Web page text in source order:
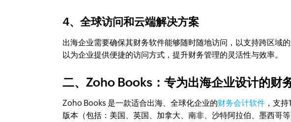
4、全球访问和云端解决方案
出海企业需要确保其财务软件能够随时随地访问，以支持跨区域
以为企业提供便捷的访问方式，提升财务管理的灵活性与效率。
二、Zoho Books：专为出海企业设计的财
Zoho Books 是一款适合出海、全球化企业的财务会计软件 ，支
版本（包括：美国、英国、加拿大、南非、沙特阿拉伯、墨西哥